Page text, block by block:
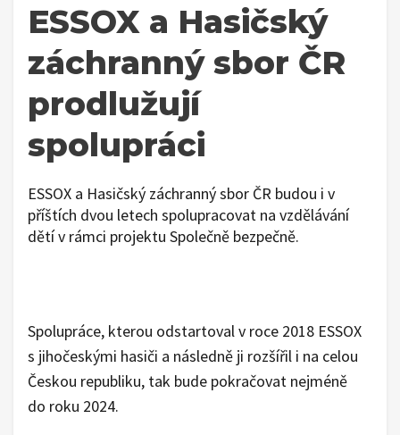
ESSOX a Hasičský
záchranný sbor ČR
prodlužují
spolupráci
ESSOX a Hasičský záchranný sbor ČR budou i v
příštích dvou letech spolupracovat na vzdělávání
dětí v rámci projektu Společně bezpečně.
Spolupráce, kterou odstartoval v roce 2018 ESSOX
s jihočeskými hasiči a následně ji rozšířil i na celou
Českou republiku, tak bude pokračovat nejméně
do roku 2024.